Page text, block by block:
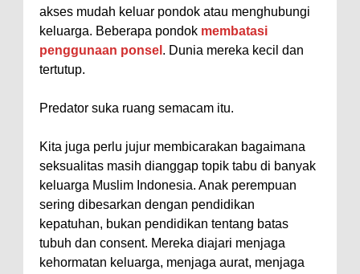
akses mudah keluar pondok atau menghubungi
keluarga. Beberapa pondok membatasi
penggunaan ponsel . Dunia mereka kecil dan
tertutup.
Predator suka ruang semacam itu.
Kita juga perlu jujur membicarakan bagaimana
seksualitas masih dianggap topik tabu di banyak
keluarga Muslim Indonesia. Anak perempuan
sering dibesarkan dengan pendidikan
kepatuhan, bukan pendidikan tentang batas
tubuh dan consent. Mereka diajari menjaga
kehormatan keluarga, menjaga aurat, menjaga